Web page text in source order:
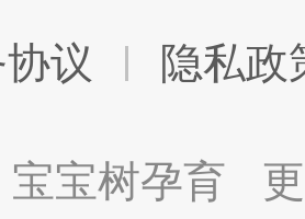
议 隐私政
宝宝树孕育